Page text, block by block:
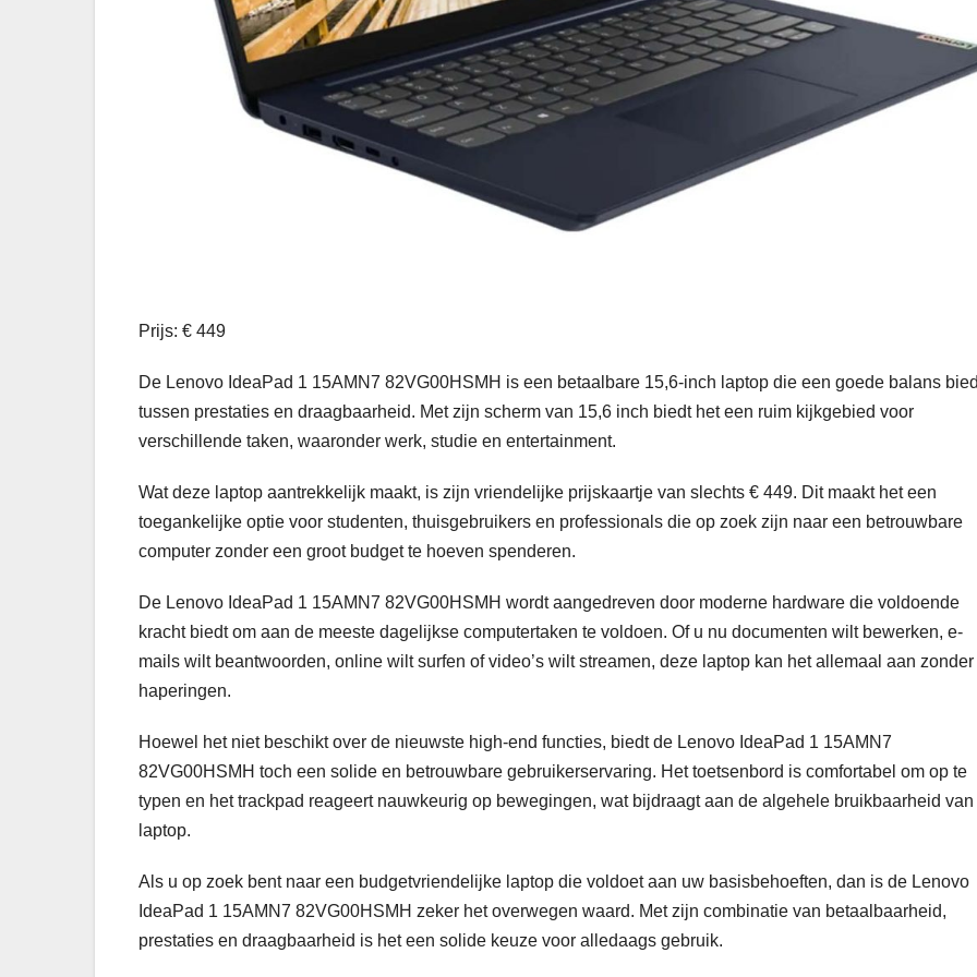
Prijs: € 449
De Lenovo IdeaPad 1 15AMN7 82VG00HSMH is een betaalbare 15,6-inch laptop die een goede balans
tussen prestaties en draagbaarheid. Met zijn scherm van 15,6 inch biedt het een ruim kijkgebied voor
verschillende taken, waaronder werk, studie en entertainment.
Wat deze laptop aantrekkelijk maakt, is zijn vriendelijke prijskaartje van slechts € 449. Dit maakt het een
toegankelijke optie voor studenten, thuisgebruikers en professionals die op zoek zijn naar een betrouwbare
computer zonder een groot budget te hoeven spenderen.
De Lenovo IdeaPad 1 15AMN7 82VG00HSMH wordt aangedreven door moderne hardware die voldoende
kracht biedt om aan de meeste dagelijkse computertaken te voldoen. Of u nu documenten wilt bewerken, e-
mails wilt beantwoorden, online wilt surfen of video’s wilt streamen, deze laptop kan het allemaal aan zonder
haperingen.
Hoewel het niet beschikt over de nieuwste high-end functies, biedt de Lenovo IdeaPad 1 15AMN7
82VG00HSMH toch een solide en betrouwbare gebruikerservaring. Het toetsenbord is comfortabel om op te
typen en het trackpad reageert nauwkeurig op bewegingen, wat bijdraagt aan de algehele bruikbaarheid van
laptop.
Als u op zoek bent naar een budgetvriendelijke laptop die voldoet aan uw basisbehoeften, dan is de Lenovo
IdeaPad 1 15AMN7 82VG00HSMH zeker het overwegen waard. Met zijn combinatie van betaalbaarheid,
prestaties en draagbaarheid is het een solide keuze voor alledaags gebruik.